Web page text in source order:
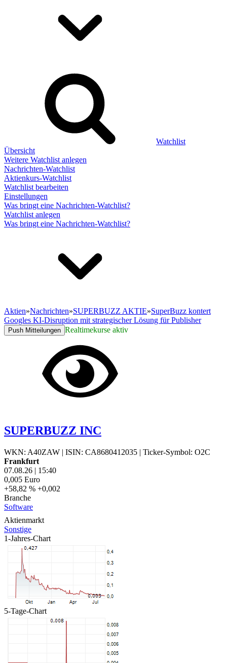
Watchlist
Übersicht
Weitere Watchlist anlegen
Nachrichten-Watchlist
Aktienkurs-Watchlist
Watchlist bearbeiten
Einstellungen
Was bringt eine Nachrichten-Watchlist?
Watchlist anlegen
Was bringt eine Nachrichten-Watchlist?
Aktien»Nachrichten»SUPERBUZZ AKTIE»SuperBuzz kontert
Googles KI-Disruption mit strategischer Lösung für Publisher
Push Mitteilungen Realtimekurse aktiv
SUPERBUZZ INC
WKN: A40ZAW | ISIN: CA8680412035 | Ticker-Symbol: O2C
Frankfurt
07.08.26 | 15:40
0,005 Euro
+58,82 % +0,002
Branche
Software
Aktienmarkt
Sonstige
1-Jahres-Chart
5-Tage-Chart